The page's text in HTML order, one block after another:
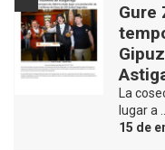
Gure
La
lugar a …
15 de